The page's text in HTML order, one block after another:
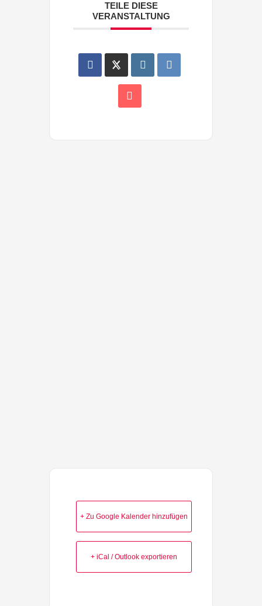
TEILE DIESE
VERANSTALTUNG
+ Zu Google Kalender hinzufügen
+ iCal / Outlook exportieren